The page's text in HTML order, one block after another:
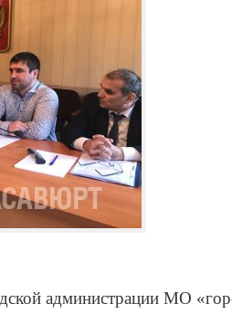
администрации МО